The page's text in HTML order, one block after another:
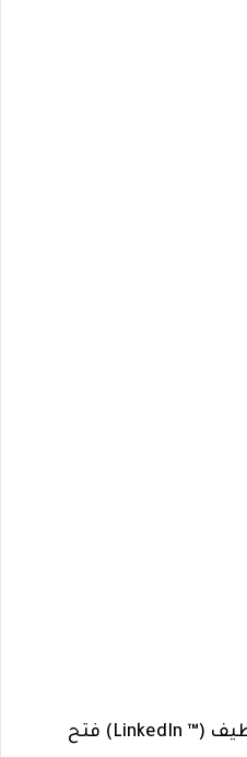
عبر حسابها الرسمي بموقع لينكد إن لخدمات التوظيف (™ LinkedIn) فتح